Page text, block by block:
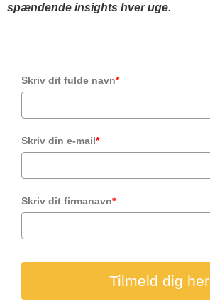
spændende insights hver uge.
Skriv dit fulde navn*
Skriv din e-mail*
Skriv dit firmanavn*
Tilmeld dig her